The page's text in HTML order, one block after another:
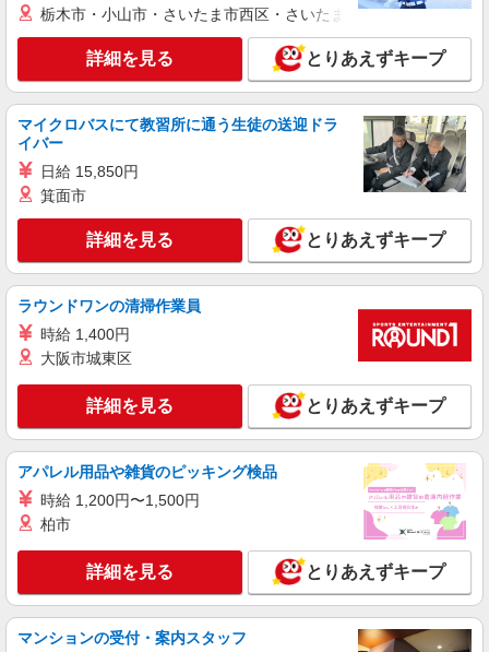
すき家 本八幡駅南口店
すき家の店舗スタッフ（接客・調理・清掃な
ど）
時給1,250円 ※22:00〜翌5:00：時給1,563円 ※
高校生時給1,150円 ※早朝手当（5:00〜9:00）時給
千葉県市川市南八幡4-7-15 1F部分
キープ 詳細を見る
アルバイト パート
なか卯 南行徳店
接客・調理スタッフ（簡単な接客・調理・清
生：時給1140円
千葉県市川市南行徳1-20-14
キープ 詳細を見る
アルバイト パート
ジョリーパスタ 市川店
キッチン（フード）スタッフ
時給1200円 ※22:00以降は時給1500円 ※高校
生時給1160円 ※労働組合費あり（基本時給×月間
時間数×1.8％） ■土日・祝手当 土日・祝は時給＋
50円
千葉県市川市市川1-9-1 AKIOビル
栃木市・小山市・さいたま市西区・さいたま市岩槻区・久喜市・
詳細を見る とりあえずキープ
マイクロバスにて教習所に通う生徒の送迎ドラ
イバー
日給 15,850円
箕面市
詳細を見る とりあえずキープ
ラウンドワンの清掃作業員
時給 1,400円
大阪市城東区
詳細を見る とりあえずキープ
アパレル用品や雑貨のピッキング検品
時給 1,200円〜1,500円
柏市
詳細を見る とりあえずキープ
マンションの受付・案内スタッフ